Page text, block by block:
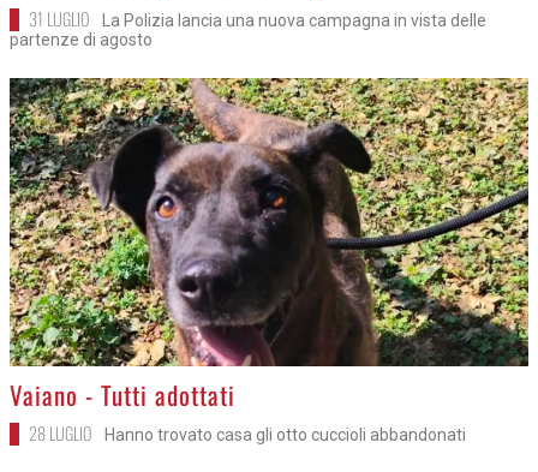
31 LUGLIO
La Polizia lancia una nuova campagna in vista delle
partenze di agosto
>
Vaiano - Tutti adottati
28 LUGLIO Hanno trovato casa gli otto cuccioli abbandonati